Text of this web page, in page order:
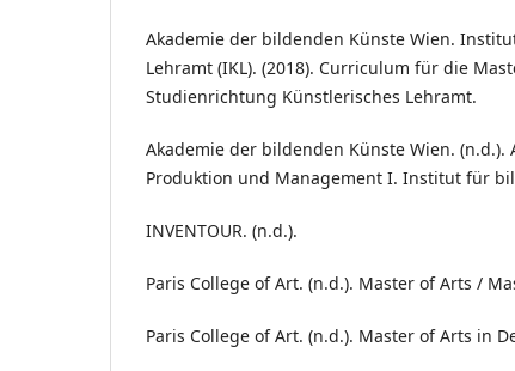
Akademie der bildenden Künste Wien.
Lehramt (IKL). (2018). Curriculum für die
Studienrichtung Künstlerisches Lehramt.
Akademie der bildenden Künste Wien. (n.d.).
Produktion und Management I. Institut für
INVENTOUR. (n.d.).
Paris College of Art. (n.d.). Master of Arts /
Paris College of Art. (n.d.). Master of Arts in